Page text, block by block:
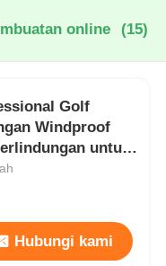
online (15)
Golf
Windproof
untuk
Hubungi kami